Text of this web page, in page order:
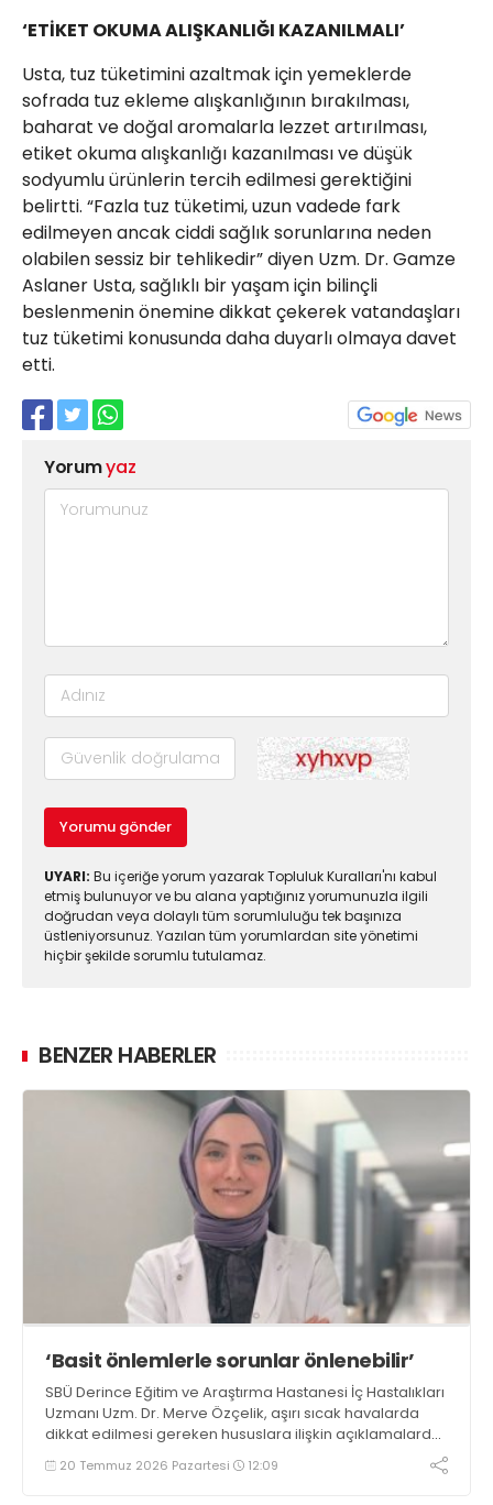
‘ETİKET OKUMA ALIŞKANLIĞI KAZANILMALI’
Usta, tuz tüketimini azaltmak için yemeklerde
sofrada tuz ekleme alışkanlığının bırakılması,
baharat ve doğal aromalarla lezzet artırılması,
etiket okuma alışkanlığı kazanılması ve düşük
sodyumlu ürünlerin tercih edilmesi gerektiğini
belirtti. “Fazla tuz tüketimi, uzun vadede fark
edilmeyen ancak ciddi sağlık sorunlarına neden
olabilen sessiz bir tehlikedir” diyen Uzm. Dr. Gamze
Aslaner Usta, sağlıklı bir yaşam için bilinçli
beslenmenin önemine dikkat çekerek vatandaşları
tuz tüketimi konusunda daha duyarlı olmaya davet
etti.
Yorumyaz
Yorumu gönder
UYARI: Bu içeriğe yorum yazarak Topluluk Kuralları'nı kabul
etmiş bulunuyor ve bu alana yaptığınız yorumunuzla ilgili
doğrudan veya dolaylı tüm sorumluluğu tek başınıza
üstleniyorsunuz. Yazılan tüm yorumlardan site yönetimi
hiçbir şekilde sorumlu tutulamaz.
BENZER HABERLER
‘Basit önlemlerle sorunlar önlenebilir’
SBÜ Derince Eğitim ve Araştırma Hastanesi İç Hastalıkları
Uzmanı Uzm. Dr. Merve Özçelik, aşırı sıcak havalarda
dikkat edilmesi gereken hususlara ilişkin açıklamalarda
bulundu. Özçelik, alınacak basit ancak etkili önlemler
sayesinde sıcak çarpması ve aşırı sıcakların neden
20 Temmuz 2026 Pazartesi 12:09